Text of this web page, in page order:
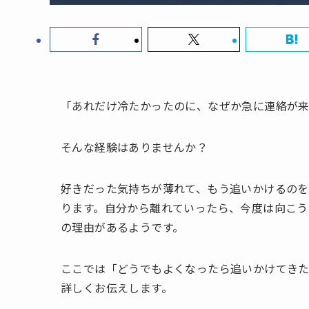
「あれだけ冷たかったのに、なぜか急に連絡が
そんな経験はありませんか？
好きだった気持ちが薄れて、もう追いかけるの
ります。自分から離れていったら、今度は向こ
の理由があるようです。
ここでは「どうでもよくなったら追いかけてき
詳しくお伝えします。